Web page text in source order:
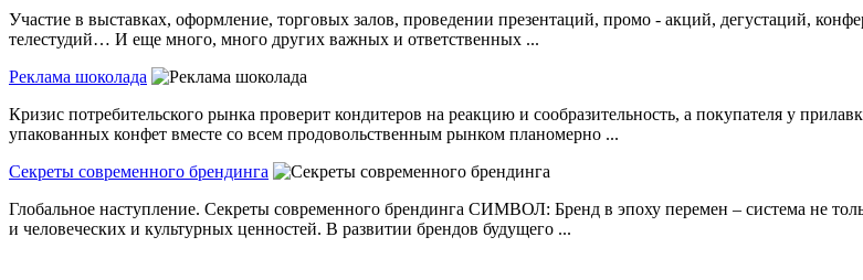
Участие в выставках, оформление, торговых залов, проведении презентаций, промо - акций, дегустаций,
телестудий… И еще много, много других важных и ответственных ...
Реклама шоколада
Кризис потребительского рынка проверит кондитеров на реакцию и сообразительность, а покупателя у
упакованных конфет вместе со всем продовольственным рынком планомерно ...
Секреты современного брендинга
Глобальное наступление. Секреты современного брендинга СИМВОЛ: Бренд в эпоху перемен – система не
и человеческих и культурных ценностей. В развитии брендов будущего ...